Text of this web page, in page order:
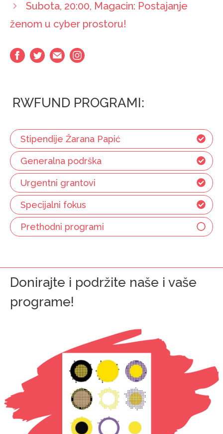
Subota, 20:00, Magacin: Postajanje
ženom u cyber prostoru!
RWFUND PROGRAMI:
Stipendije Žarana Papić
Generalna podrška
Urgentni grantovi
Specijalni fokus
Prethodni programi
Donirajte i podržite naše i vaše
programe!